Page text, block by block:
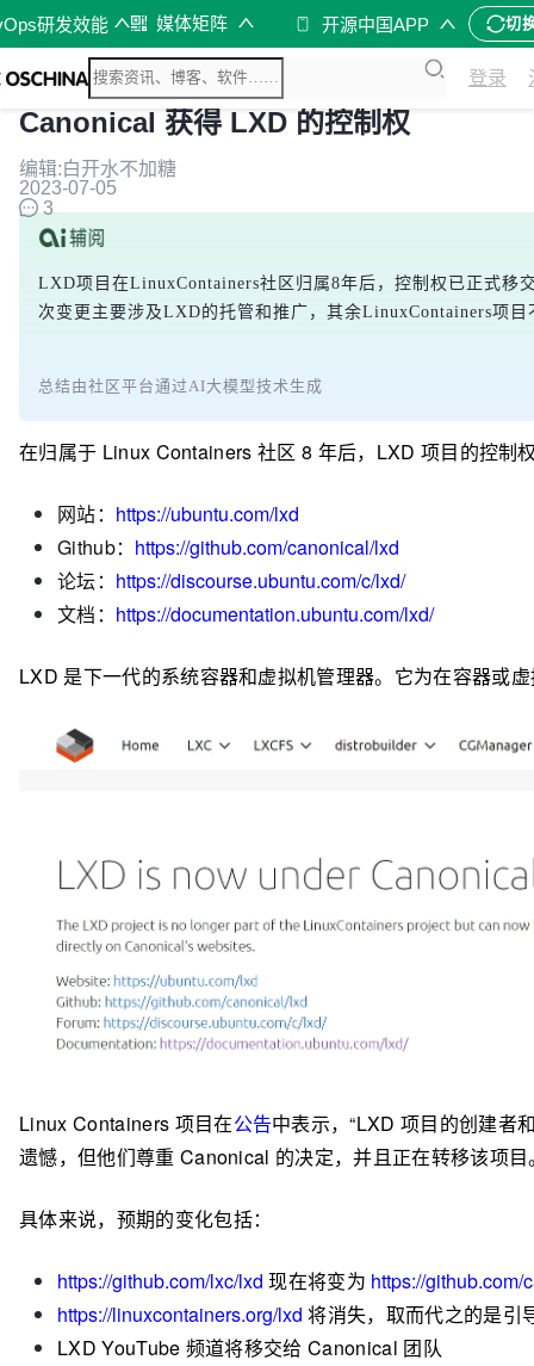
研发效能 媒体矩阵 开源中国APP 切
登录
Canonical 获得 LXD 的控制权
编辑:白开水不加糖
2023-07-05
3
LXD项目在LinuxContainers社区归属8年后，控制权已正式移
次变更主要涉及LXD的托管和推广，其余LinuxContainers项
总结由社区平台通过AI大模型技术生成
在归属于 Linux Containers 社区 8 年后， LXD 项目的控制
网站： https://ubuntu.com/lxd
Github： https://github.com/canonical/lxd
论坛： https://discourse.ubuntu.com/c/lxd/
文档： https://documentation.ubuntu.com/lxd/
LXD 是下一代的系统容器和虚拟机管理器。它为在容器或
Linux Containers 项目在公告中表示，“LXD 项目的创建者
遗憾，但他们尊重 Canonical 的决定，并且正在转移该项目
具体来说，预期的变化包括：
https://github.com/lxc/lxd 现在将变为 https://github.com/
https://linuxcontainers.org/lxd 将消失，取而代之的是引
LXD YouTube 频道将移交给 Canonical 团队